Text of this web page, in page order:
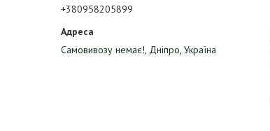
+380958205899
Самовивозу немає!, Дніпро, Україна